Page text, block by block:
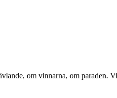
om vinnarna, om paraden.